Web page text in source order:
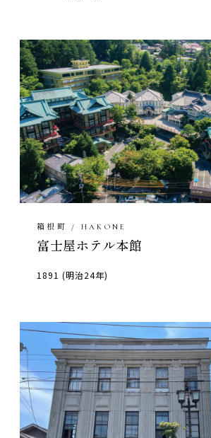
箱根町 / HAKONE
富士屋ホテル本館
1891 (明治24年)